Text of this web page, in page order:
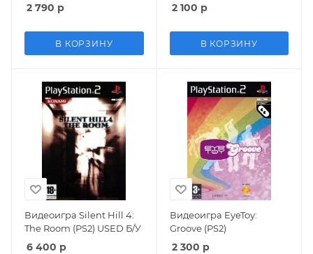
2 790 р
В КОРЗИНУ
2 100 р
В КОРЗИНУ
Видеоигра Silent Hill 4:
The Room (PS2) USED Б/У
6 400 р
Видеоигра EyeToy:
Groove (PS2)
2 300 р